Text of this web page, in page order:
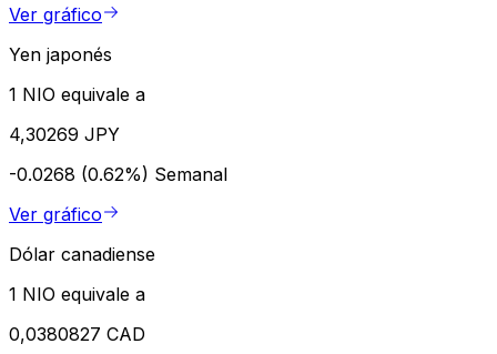
Ver gráfico
Yen japonés
1 NIO equivale a
4,30269 JPY
-0.0268 (0.62%) Semanal
Ver gráfico
Dólar canadiense
1 NIO equivale a
0,0380827 CAD